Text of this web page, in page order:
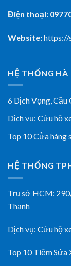
Điện thoại:
Website:https://
HỆ THỐNG HÀ
6 Dịch Vọng, Cầu
Dịch vụ: Cứu hộ
Top 10 Cửa hàng
HỆ THỐNG
Trụ sở HCM:
Thạnh
Dịch vụ: Cứu hộ
Top 10 Tiệm